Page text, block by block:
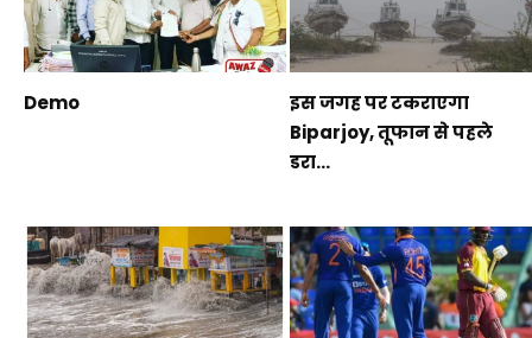
Demo
इस जगह पर टकराएगा
Biparjoy, तूफान से पहले
डरा...